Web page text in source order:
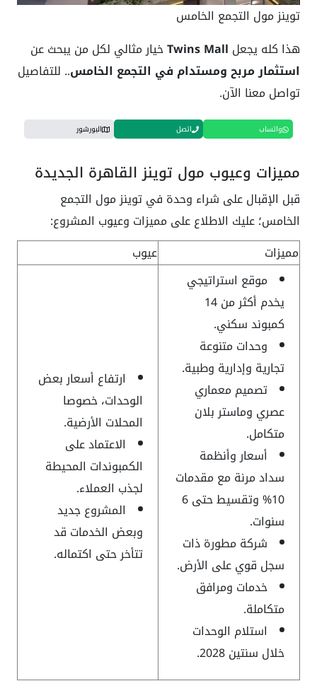
توينز مول التجمع الخامس
هذا كله يجعل Twins Mallخيار مثالي لكل من يبحث عن
استثمار مربح ومستدام في التجمع الخامس.. للتفاصيل
تواصل معنا الآن.
واتساب اتصل البورشور
مميزات وعيوب مول توينز القاهرة الجديدة
قبل الإقبال على شراء وحدة في توينز مول التجمع
الخامس؛ عليك الاطلاع على مميزات وعيوب المشروع:
مميزات
عيوب
موقع استراتيجي
يخدم أكثر من 14
كمبوند سكني.
وحدات متنوعة
تجارية وإدارية وطبية.
تصميم معماري
عصري وماستر بلان
متكامل.
أسعار وأنظمة
سداد مرنة مع مقدمات
10% وتقسيط حتى 6
سنوات.
شركة مطورة ذات
سجل قوي على الأرض.
خدمات ومرافق
متكاملة.
استلام الوحدات
خلال سنتين 2028.
ارتفاع أسعار بعض
الوحدات، خصوصا
المحلات الأرضية.
الاعتماد على
الكمبوندات المحيطة
لجذب العملاء.
المشروع جديد
وبعض الخدمات قد
تتأخر حتى اكتماله.